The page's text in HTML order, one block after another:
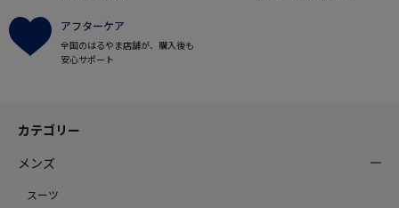
アフターケア
全国のはるやま店舗が、購入後も
安心サポート
カテゴリー
メンズ
スーツ